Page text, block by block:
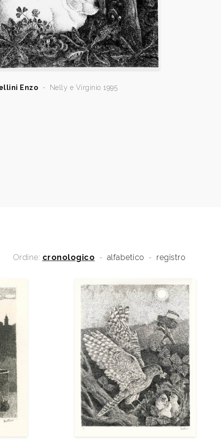
Enzo - Nelly e Virginio 1995
Ordine: cronologico - alfabetico - registro